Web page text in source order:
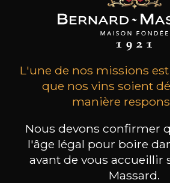
L'une de nos missions
que nos vins soient
manière
Nous devons confirmer
l'âge légal pour boire
avant de vous accueillir
Massard.